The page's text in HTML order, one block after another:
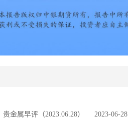
贵金属早评（2023.06.28）
2023-06-28